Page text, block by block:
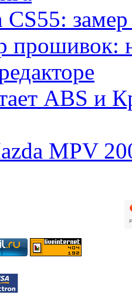
CS55:
прошивок:
ABS и
MPV